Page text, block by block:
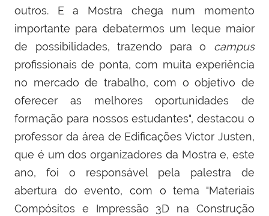
outros. E a Mostra chega num momento
importante para debatermos um leque maior
de possibilidades, trazendo para o campus
profissionais de ponta, com muita experiência
no mercado de trabalho, com o objetivo de
oferecer as melhores oportunidades de
formação para nossos estudantes", destacou o
professor da área de Edificações Victor Justen,
que é um dos organizadores da Mostra e, este
ano, foi o responsável pela palestra de
abertura do evento, com o tema "Materiais
Compósitos e Impressão 3D na Construção